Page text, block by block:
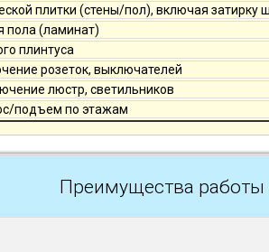
плитки (стены/пол), включая затирку
пола (ламинат)
плинтуса
розеток, выключателей
люстр, светильников
подъем по этажам
Преимущества